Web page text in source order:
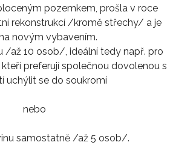
pozemkem, prošla v roce
rekonstrukcí /kromě střechy/ a je
novým vybavením.
/až 10 osob/, ideální tedy např. pro
preferují společnou dovolenou s
uchýlit se do soukromí
nebo
samostatně /až 5 osob/.